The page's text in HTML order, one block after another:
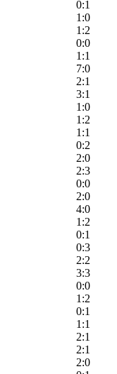
0:1
1:0
1:2
0:0
1:1
7:0
2:1
3:1
1:0
1:2
1:1
0:2
2:0
2:3
0:0
2:0
4:0
1:2
0:1
0:3
2:2
3:3
0:0
1:2
0:1
1:1
2:1
2:1
2:0